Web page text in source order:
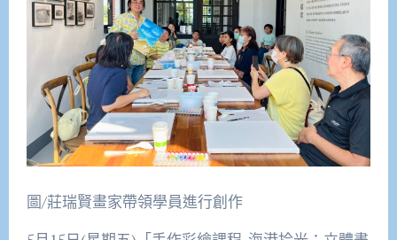
圖/莊瑞賢畫家帶領學員進行創作